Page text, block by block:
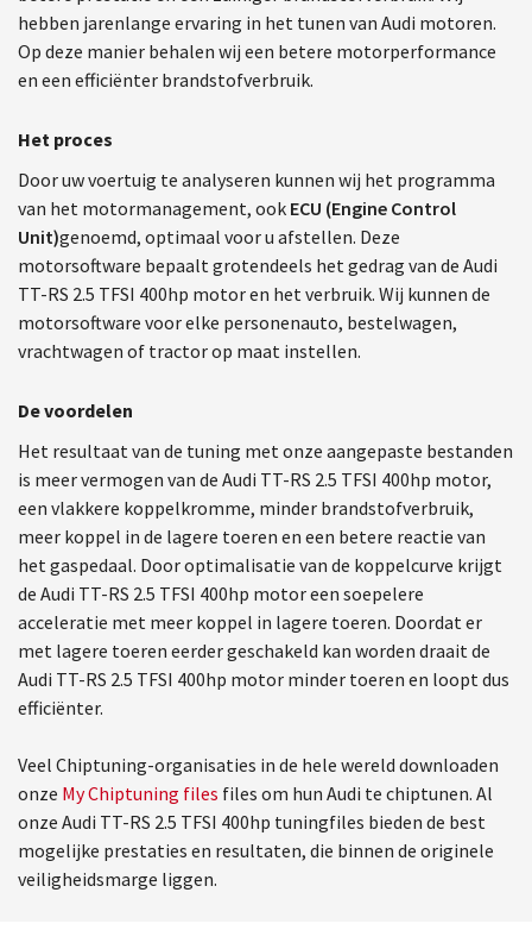
hebben jarenlange ervaring in het tunen van Audi motoren.
Op deze manier behalen wij een betere motorperformance
en een efficiënter brandstofverbruik.
Het proces
Door uw voertuig te analyseren kunnen wij het programma
van het motormanagement, ook ECU (Engine Control
Unit)genoemd, optimaal voor u afstellen. Deze
motorsoftware bepaalt grotendeels het gedrag van de Audi
TT-RS 2.5 TFSI 400hp motor en het verbruik. Wij kunnen de
motorsoftware voor elke personenauto, bestelwagen,
vrachtwagen of tractor op maat instellen.
De voordelen
Het resultaat van de tuning met onze aangepaste bestanden
is meer vermogen van de Audi TT-RS 2.5 TFSI 400hp motor,
een vlakkere koppelkromme, minder brandstofverbruik,
meer koppel in de lagere toeren en een betere reactie van
het gaspedaal. Door optimalisatie van de koppelcurve krijgt
de Audi TT-RS 2.5 TFSI 400hp motor een soepelere
acceleratie met meer koppel in lagere toeren. Doordat er
met lagere toeren eerder geschakeld kan worden draait de
Audi TT-RS 2.5 TFSI 400hp motor minder toeren en loopt dus
efficiënter.
Veel Chiptuning-organisaties in de hele wereld downloaden
onze My Chiptuning files files om hun Audi te chiptunen. Al
onze Audi TT-RS 2.5 TFSI 400hp tuningfiles bieden de best
mogelijke prestaties en resultaten, die binnen de originele
veiligheidsmarge liggen.